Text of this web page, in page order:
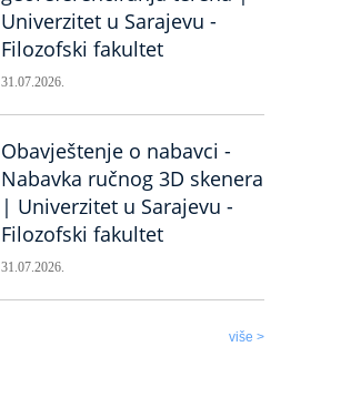
Univerzitet u Sarajevu -
Filozofski fakultet
31.07.2026.
Obavještenje o nabavci -
Nabavka ručnog 3D skenera
| Univerzitet u Sarajevu -
Filozofski fakultet
31.07.2026.
više >